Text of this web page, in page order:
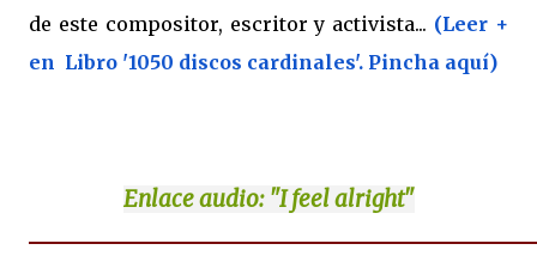
de este compositor, escritor y activista... (Leer +
en Libro '1050 discos cardinales'. Pincha aquí)
Enlaceaudio: "I feel alright"